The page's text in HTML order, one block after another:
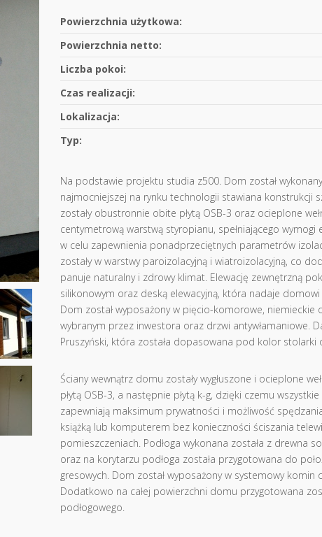
Powierzchnia użytkowa:
Powierzchnia netto:
Liczba pokoi:
Czas realizacji:
Lokalizacja:
Typ:
Na podstawie projektu studia z500. Dom został
najmocniejszej na rynku technologii stawiana konstrukcji
zostały obustronnie obite płytą OSB-3 oraz ocieplone
centymetrową warstwą styropianu, spełniającego wymogi
w celu zapewnienia ponadprzeciętnych parametrów
zostały w warstwy paroizolacyjną i wiatroizolacyjną, co
panuje naturalny i zdrowy klimat. Elewację zewnętrzną
silikonowym oraz deską elewacyjną, która nadaje
Dom został wyposażony w pięcio-komorowe, niemieckie
wybranym przez inwestora oraz drzwi antywłamaniowe.
Pruszyński, która została dopasowana pod kolor stolarki
Ściany wewnątrz domu zostały wygłuszone i ocieplone
płytą OSB-3, a następnie płytą k-g, dzięki czemu
zapewniają maksimum prywatności i możliwość
książką lub komputerem bez konieczności ściszania
pomieszczeniach. Podłoga wykonana została z drewna
oraz na korytarzu podłoga została przygotowana do
gresowych. Dom został wyposażony w systemowy komin
Dodatkowo na całej powierzchni domu przygotowana
podłogowego.